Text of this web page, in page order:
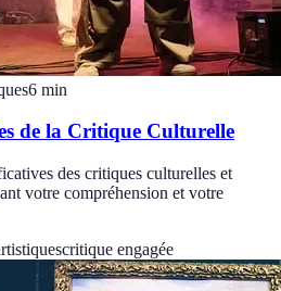
6 min
de la Critique Culturelle
des critiques culturelles et
votre compréhension et votre
critique engagée